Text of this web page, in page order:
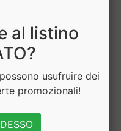
e la riduzione
P...
al listino
usufruire dei
promozionali!